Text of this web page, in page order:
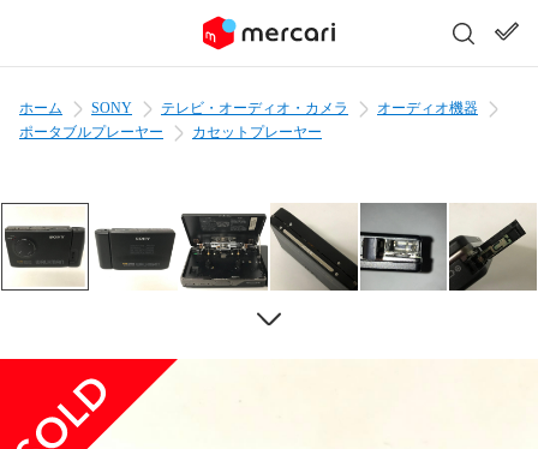
ホーム SONY テレビ・オーディオ・カメラ
オーディオ機器
ポータブルプレーヤー
カセットプレーヤー